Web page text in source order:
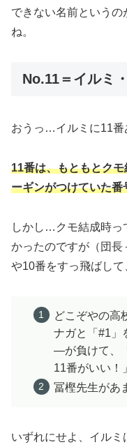
できない名前という
ね。
No.11＝イルミ
おうっ…イルミに11番
11番は、もともとク
ーギンがつけていた番
しかし…クモ結成時っ
かったのですが（団
や10番をすっ飛ばし
どこぞやの高
ナガと「#1」
―が負けて、
11番がいい！
冨樫先生があ
いずれにせよ、イル